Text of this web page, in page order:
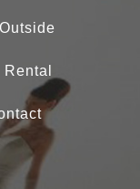
Outside
Rental